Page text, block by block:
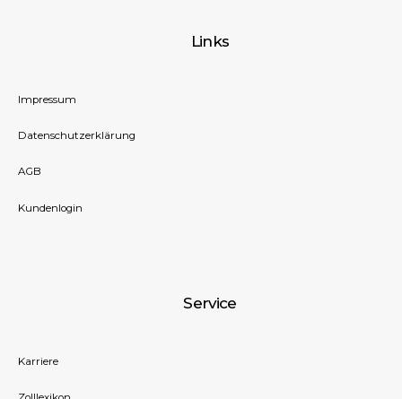
Links
Impressum
Datenschutzerklärung
AGB
Kundenlogin
Service
Karriere